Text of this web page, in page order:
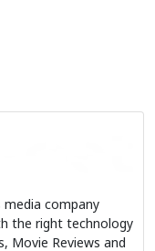
company
the right technology
Movie Reviews and